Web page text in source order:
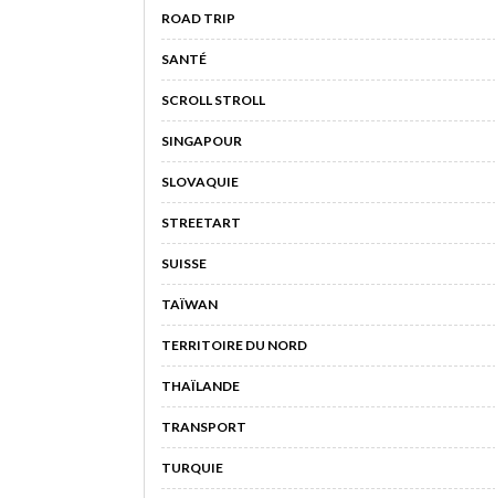
ROAD TRIP
SANTÉ
SCROLL STROLL
SINGAPOUR
SLOVAQUIE
STREETART
SUISSE
TAÏWAN
TERRITOIRE DU NORD
THAÏLANDE
TRANSPORT
TURQUIE